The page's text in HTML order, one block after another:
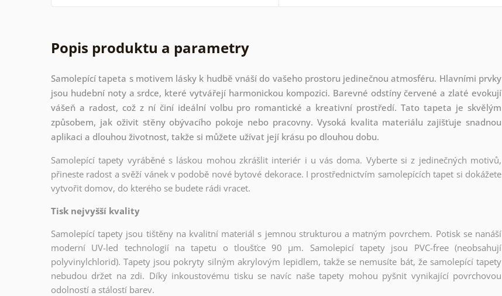
Popis produktu a parametry
Samolepící tapeta s motivem lásky k hudbě vnáší do vašeho prostoru jedinečnou atmosféru. Hlavními prvky
jsou hudební noty a srdce, které vytvářejí harmonickou kompozici. Barevné odstíny červené a zlaté evokují
vášeň a radost, což z ní činí ideální volbu pro romantické a kreativní prostředí. Tato tapeta je skvělým
způsobem, jak oživit stěny obývacího pokoje nebo pracovny. Vysoká kvalita materiálu zajišťuje snadnou
aplikaci a dlouhou životnost, takže si můžete užívat její krásu po dlouhou dobu.
Samolepící tapety vyráběné s láskou mohou zkrášlit interiér i u vás doma. Vyberte si z jedinečných motivů,
přineste radost a svěží vánek v podobě nové bytové dekorace. I prostřednictvím samolepících tapet si dokážete
vytvořit domov, do kterého se budete rádi vracet.
Tisk nejvyšší kvality
Samolepící tapety jsou tištěny na kvalitní materiál s jemnou strukturou a matným povrchem. Potisk se nanáší
moderní UV-led technologií na tapetu o tloušťce 90 µm. Samolepicí tapety jsou PVC-free (neobsahují
polyvinylchlorid). Tapety jsou pokryty silným akrylovým lepidlem, takže se nemusíte bát, že samolepící tapety
nebudou držet na zdi. Díky inkoustovému tisku se navíc naše tapety mohou pyšnit vynikající povrchovou
odolností a stálostí barev.